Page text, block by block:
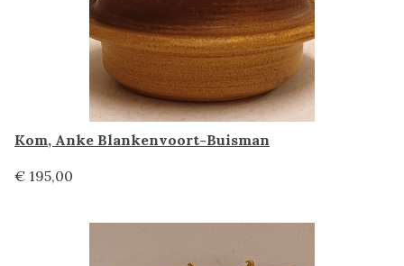
Kom, Anke Blankenvoort-Buisman
€ 195,00